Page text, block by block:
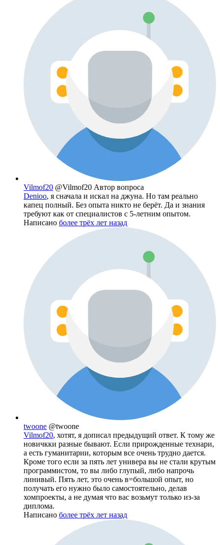
Vilmof20 @Vilmof20 Автор вопроса
Denioo, я сначала и искал на джуна. Но там реально
капец полный. Без опыта никто не берёт. Да и знания
требуют как от специалистов с 5-летним опытом.
Написано более трёх лет назад
twoone @twoone
Vilmof20, хотят, я дописал предыдущий ответ. К тому же
новичкки разные бывают. Если прирожденные технари,
а есть гуманитарии, которым все очень трудно дается.
Кроме того если за пять лет универа вы не стали крутым
программистом, то вы либо глупый, либо напрочь
линивый. Пять лет, это очень в=большой опыт, но
получать его нужно было самостоятельно, делав
хомпроекты, а не думая что вас возьмут только из-за
диплома.
Написано более трёх лет назад